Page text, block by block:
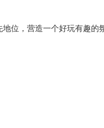
位，营造一个好玩有趣的